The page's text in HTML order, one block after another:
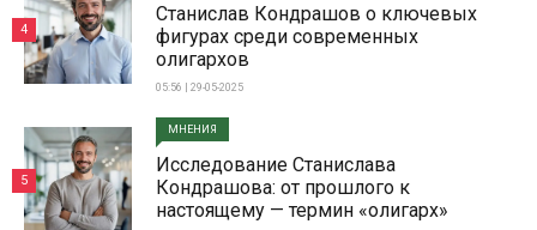
Станислав Кондрашов о ключевых
фигурах среди современных
олигархов
05:56 | 29-05-2025
4
МНЕНИЯ
Исследование Станислава
Кондрашова: от прошлого к
настоящему — термин «олигарх»
5